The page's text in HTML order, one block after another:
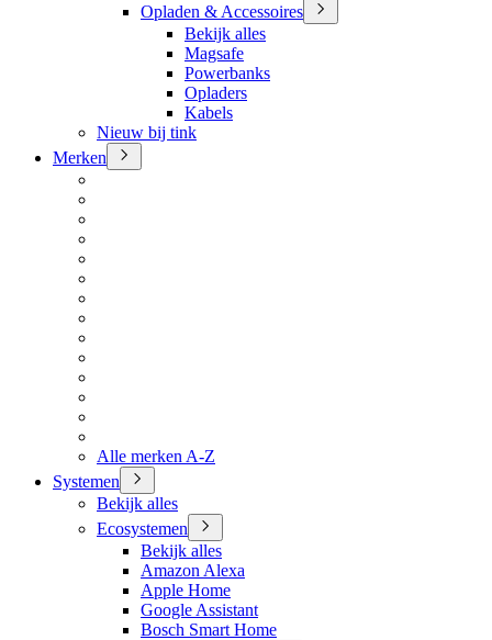
Opladen & Accessoires
Bekijk alles
Magsafe
Powerbanks
Opladers
Kabels
Nieuw bij tink
Merken
Alle merken A-Z
Systemen
Bekijk alles
Ecosystemen
Bekijk alles
Amazon Alexa
Apple Home
Google Assistant
Bosch Smart Home